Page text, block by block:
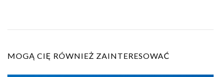
MOGĄ CIĘ RÓWNIEŻ ZAINTERESOWAĆ